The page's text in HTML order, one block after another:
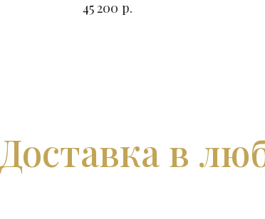
на выбор
45 200 р.
Доставка в